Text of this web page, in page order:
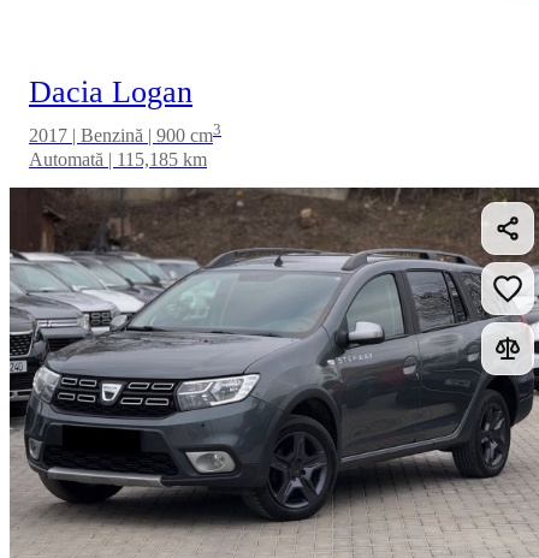
Dacia Logan
2017 | Benzină | 900 cm3
Automată | 115,185 km